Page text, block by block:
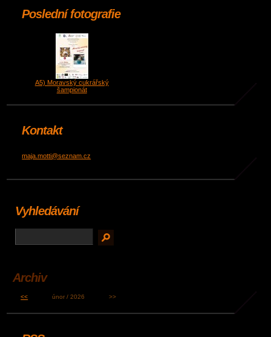
Poslední fotografie
A5) Moravský cukrářský
šampionát
Kontakt
maja.motti@seznam.cz
Vyhledávání
Archiv
<< únor / 2026 >>